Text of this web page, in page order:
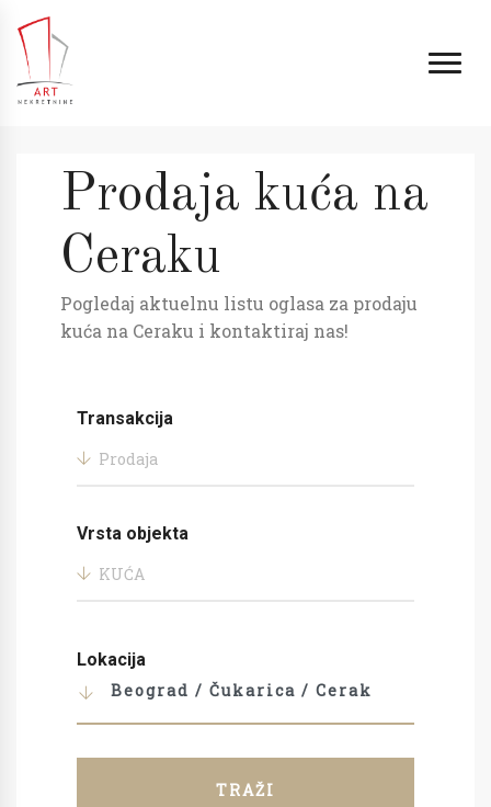
Prodaja kuća na
Ceraku
Pogledaj aktuelnu listu oglasa za prodaju
kuća na Ceraku i kontaktiraj nas!
Transakcija
Prodaja
Vrsta objekta
KUĆA
Lokacija
Beograd / Čukarica / Cerak
TRAŽI